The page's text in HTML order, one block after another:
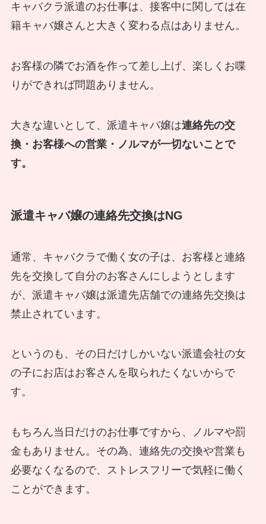
キャバクラ派遣のお仕事は、接客中に関しては在
籍キャバ嬢さんと大きく変わる点はありません。
お客様の隣でお酒を作って差し上げ、楽しくお喋
りができれば問題ありません。
大きな違いとして、派遣キャバ嬢は連絡先の交
換・お客様への営業・ノルマが一切ないことで
す。
派遣キャバ嬢の連絡先交換はNG
通常、キャバクラで働く女の子は、お客様と連絡
先を交換して自分のお客さんにしようとします
が、派遣キャバ嬢は派遣先店舗での連絡先交換は
禁止されています。
というのも、その日だけしかいない派遣会社の女
の子にお店はお客さんを取られたくないからで
す。
もちろん当日だけのお仕事ですから、ノルマや罰
金もありません。その為、連絡先の交換や営業も
必要なくなるので、ストレスフリーで気軽に働く
ことができます。